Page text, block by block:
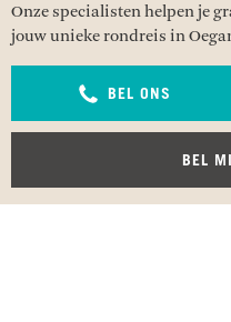
Onze specialisten helpen je
jouw unieke rondreis in
BEL ONS
BEL